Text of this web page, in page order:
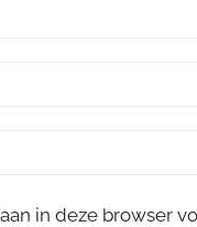
in deze browser